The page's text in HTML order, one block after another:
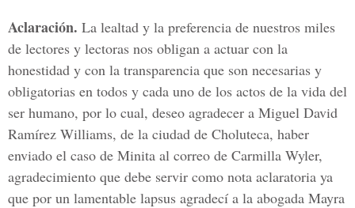
Aclaración. La lealtad y la preferencia de nuestros miles
de lectores y lectoras nos obligan a actuar con la
honestidad y con la transparencia que son necesarias y
obligatorias en todos y cada uno de los actos de la vida del
ser humano, por lo cual, deseo agradecer a Miguel David
Ramírez Williams, de la ciudad de Choluteca, haber
enviado el caso de Minita al correo de Carmilla Wyler,
agradecimiento que debe servir como nota aclaratoria ya
que por un lamentable lapsus agradecí a la abogada Mayra